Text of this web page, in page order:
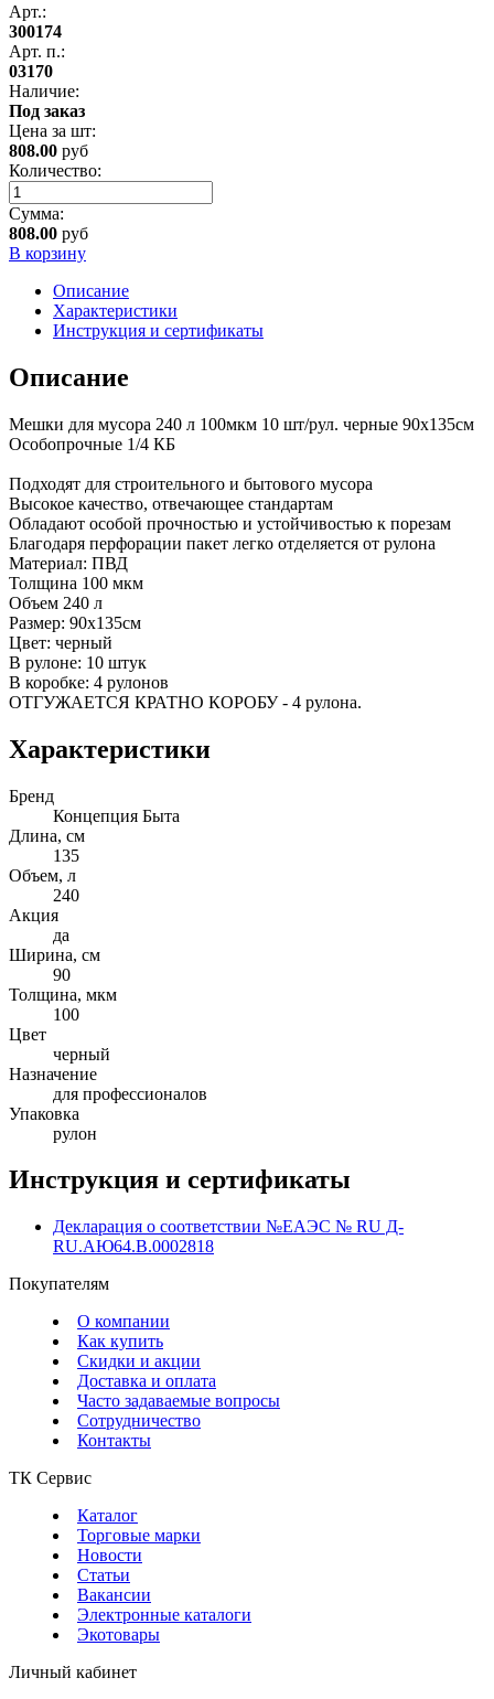
Арт.:
300174
Арт. п.:
03170
Наличие:
Под заказ
Цена за шт:
808.00 руб
Количество:
Сумма:
808.00 руб
В корзину
Описание
Характеристики
Инструкция и сертификаты
Описание
Мешки для мусора 240 л 100мкм 10 шт/рул. черные 90х135см
Особопрочные 1/4 КБ
Подходят для строительного и бытового мусора
Высокое качество, отвечающее стандартам
Обладают особой прочностью и устойчивостью к порезам
Благодаря перфорации пакет легко отделяется от рулона
Материал: ПВД
Толщина 100 мкм
Объем 240 л
Размер: 90х135см
Цвет: черный
В рулоне: 10 штук
В коробке: 4 рулонов
ОТГУЖАЕТСЯ КРАТНО КОРОБУ - 4 рулона.
Характеристики
Бренд
Концепция Быта
Длина, см
135
Объем, л
240
Акция
да
Ширина, см
90
Толщина, мкм
100
Цвет
черный
Назначение
для профессионалов
Упаковка
рулон
Инструкция и сертификаты
Декларация о соответствии №ЕАЭС № RU Д-
RU.АЮ64.В.0002818
Покупателям
О компании
Как купить
Скидки и акции
Доставка и оплата
Часто задаваемые вопросы
Сотрудничество
Контакты
ТК Сервис
Каталог
Торговые марки
Новости
Статьи
Вакансии
Электронные каталоги
Экотовары
Личный кабинет